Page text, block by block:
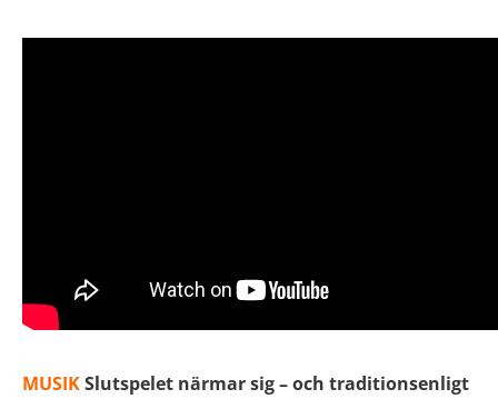
MUSIKSlutspelet närmar sig – och traditionsenligt